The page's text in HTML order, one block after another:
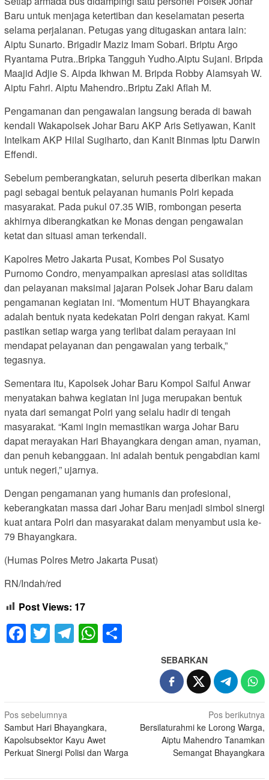
Baru untuk menjaga ketertiban dan keselamatan peserta
selama perjalanan. Petugas yang ditugaskan antara lain:
Aiptu Sunarto. Brigadir Maziz Imam Sobari. Briptu Argo
Ryantama Putra..Bripka Tangguh Yudho.Aiptu Sujani. Bripda
Maajid Adjie S. Aipda Ikhwan M. Bripda Robby Alamsyah W.
Aiptu Fahri. Aiptu Mahendro..Briptu Zaki Aflah M.
Pengamanan dan pengawalan langsung berada di bawah
kendali Wakapolsek Johar Baru AKP Aris Setiyawan, Kanit
Intelkam AKP Hilal Sugiharto, dan Kanit Binmas Iptu Darwin
Effendi.
Sebelum pemberangkatan, seluruh peserta diberikan makan
pagi sebagai bentuk pelayanan humanis Polri kepada
masyarakat. Pada pukul 07.35 WIB, rombongan peserta
akhirnya diberangkatkan ke Monas dengan pengawalan
ketat dan situasi aman terkendali.
Kapolres Metro Jakarta Pusat, Kombes Pol Susatyo
Purnomo Condro, menyampaikan apresiasi atas soliditas
dan pelayanan maksimal jajaran Polsek Johar Baru dalam
pengamanan kegiatan ini. “Momentum HUT Bhayangkara
adalah bentuk nyata kedekatan Polri dengan rakyat. Kami
pastikan setiap warga yang terlibat dalam perayaan ini
mendapat pelayanan dan pengawalan yang terbaik,”
tegasnya.
Sementara itu, Kapolsek Johar Baru Kompol Saiful Anwar
menyatakan bahwa kegiatan ini juga merupakan bentuk
nyata dari semangat Polri yang selalu hadir di tengah
masyarakat. “Kami ingin memastikan warga Johar Baru
dapat merayakan Hari Bhayangkara dengan aman, nyaman,
dan penuh kebanggaan. Ini adalah bentuk pengabdian kami
untuk negeri,” ujarnya.
Dengan pengamanan yang humanis dan profesional,
keberangkatan massa dari Johar Baru menjadi simbol sinergi
kuat antara Polri dan masyarakat dalam menyambut usia ke-
79 Bhayangkara.
(Humas Polres Metro Jakarta Pusat)
RN/Indah/red
Post Views: 17
Facebook
TwitterTelegram
WhatsApp
SEBARKAN
Navigasi
pos
Pos sebelumnya
Sambut Hari Bhayangkara,
Kapolsubsektor Kayu Awet
Perkuat Sinergi Polisi dan Warga
Pos berikutnya
Bersilaturahmi ke Lorong Warga,
Aiptu Mahendro Tanamkan
Semangat Bhayangkara